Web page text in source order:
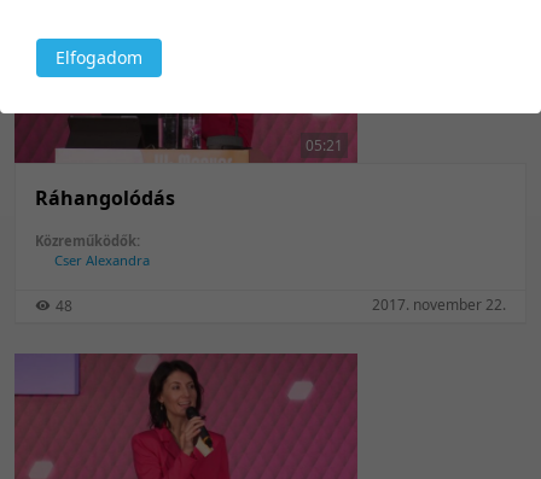
05:21
Ráhangolódás
Közreműködők:
Cser Alexandra
48 2017. november 22.
Elfogadom